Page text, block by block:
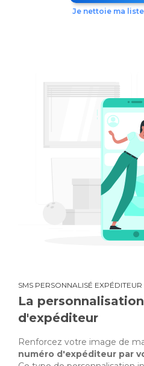
Je nettoie ma
SMS PERSONNALISÉ EXPÉDITEUR
La
d'expéditeur
Renforcez votre image de
numéro d'expéditeur par